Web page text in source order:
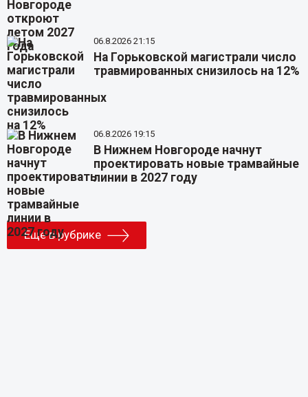
06.8.2026 21:15
На Горьковской магистрали число
травмированных снизилось на 12%
06.8.2026 19:15
В Нижнем Новгороде начнут
проектировать новые трамвайные
линии в 2027 году
Еще в рубрике